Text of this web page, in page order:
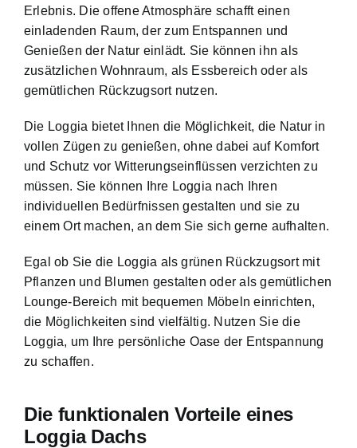
Erlebnis. Die offene Atmosphäre schafft einen
einladenden Raum, der zum Entspannen und
Genießen der Natur einlädt. Sie können ihn als
zusätzlichen Wohnraum, als Essbereich oder als
gemütlichen Rückzugsort nutzen.
Die Loggia bietet Ihnen die Möglichkeit, die Natur in
vollen Zügen zu genießen, ohne dabei auf Komfort
und Schutz vor Witterungseinflüssen verzichten zu
müssen. Sie können Ihre Loggia nach Ihren
individuellen Bedürfnissen gestalten und sie zu
einem Ort machen, an dem Sie sich gerne aufhalten.
Egal ob Sie die Loggia als grünen Rückzugsort mit
Pflanzen und Blumen gestalten oder als gemütlichen
Lounge-Bereich mit bequemen Möbeln einrichten,
die Möglichkeiten sind vielfältig. Nutzen Sie die
Loggia, um Ihre persönliche Oase der Entspannung
zu schaffen.
Die funktionalen Vorteile eines
Loggia Dachs